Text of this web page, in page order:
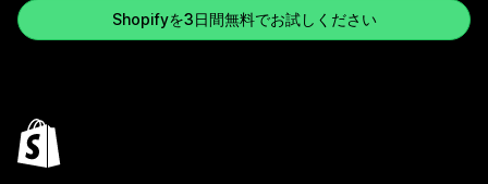
Shopifyを3日間無料でお試しください